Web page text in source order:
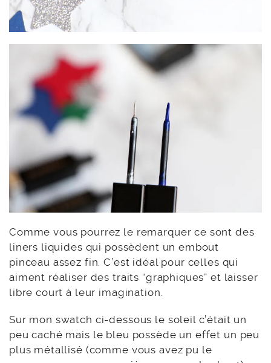
Comme vous pourrez le remarquer ce sont des
liners liquides qui possèdent un embout
pinceau assez fin. C’est idéal pour celles qui
aiment réaliser des traits “graphiques” et laisser
libre court à leur imagination.
Sur mon swatch ci-dessous le soleil c’était un
peu caché mais le bleu possède un effet un peu
plus métallisé (comme vous avez pu le